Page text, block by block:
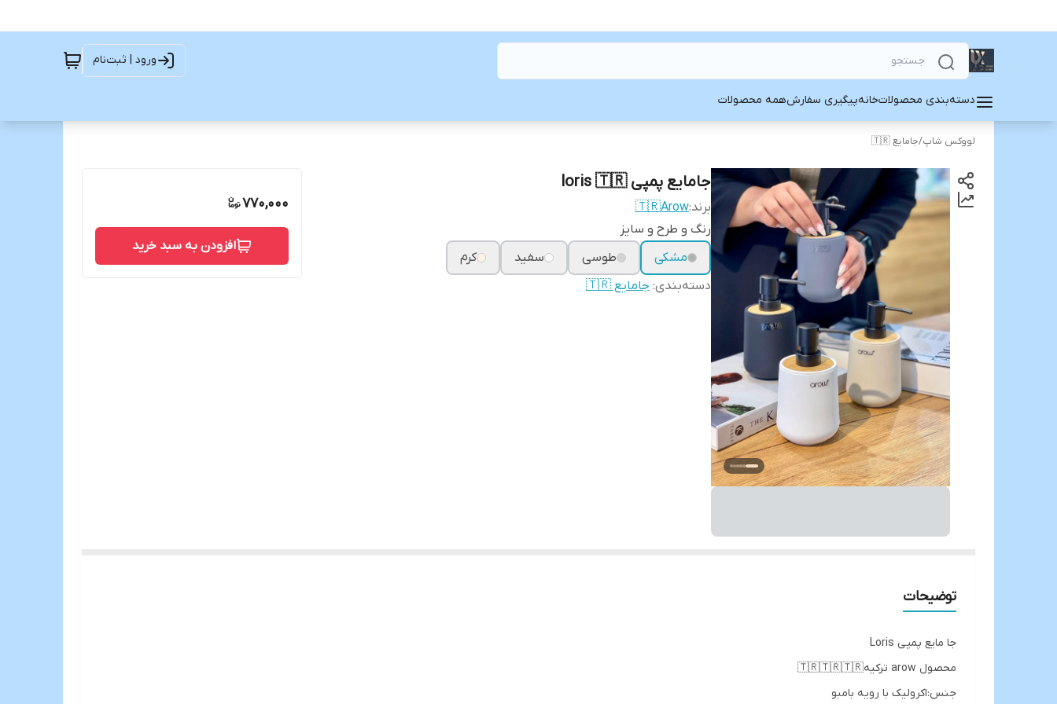
ورود | ثبت‌نام
دسته‌بندی محصولاتخانهپیگیری سفارشهمه محصولات
لووکس شاپ/جامایع 🇹🇷
جامایع پمپی loris 🇹🇷
برند:🇹🇷Arow
رنگ و طرح و سایز
مشکی
طوسی سفید
کرم
دسته‌بندی: جامایع 🇹🇷
770,000
افزودن به سبد خرید
توضیحات
جا‌ مایع پمپی Loris
محصول arow ترکیه🇹🇷🇹🇷🇹🇷
جنس:اکرولیک با رویه بامبو